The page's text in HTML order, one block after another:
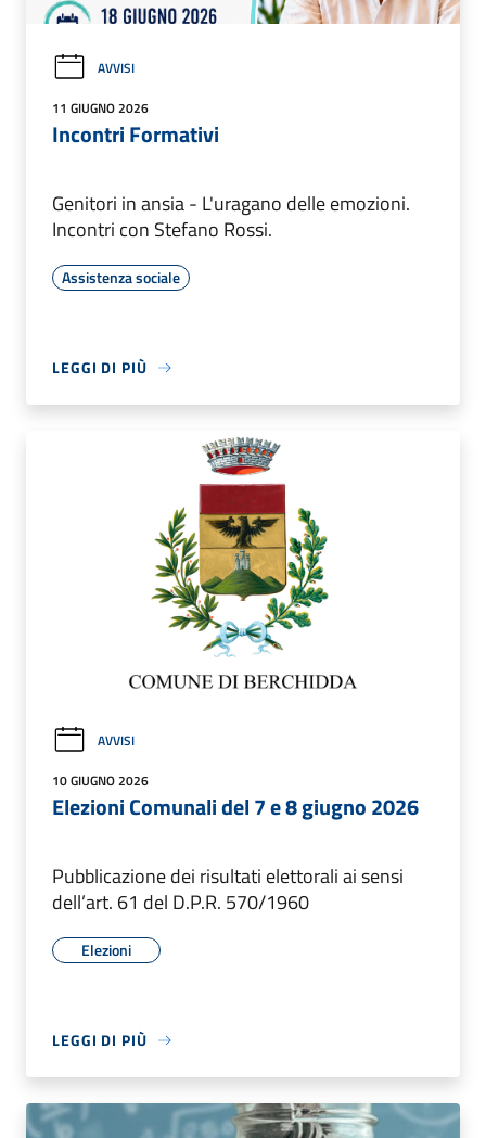
AVVISI
11 GIUGNO 2026
Incontri Formativi
Genitori in ansia - L'uragano delle emozioni.
Incontri con Stefano Rossi.
Assistenza sociale
LEGGI DI PIÙ
AVVISI
10 GIUGNO 2026
Elezioni Comunali del 7 e 8 giugno 2026
Pubblicazione dei risultati elettorali ai sensi
dell’art. 61 del D.P.R. 570/1960
Elezioni
LEGGI DI PIÙ